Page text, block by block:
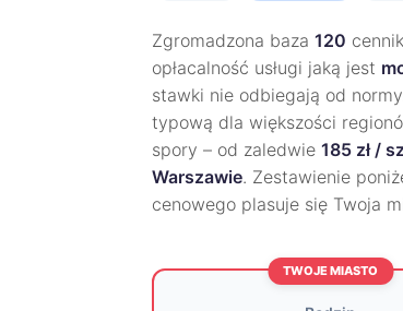
Zgromadzona baza 120
opłacalność usługi jaką jest
stawki nie odbiegają od
typową dla większości
spory – od zaledwie 185 zł /
Warszawie. Zestawienie
cenowego plasuje się Twoja
TWOJE MIASTO